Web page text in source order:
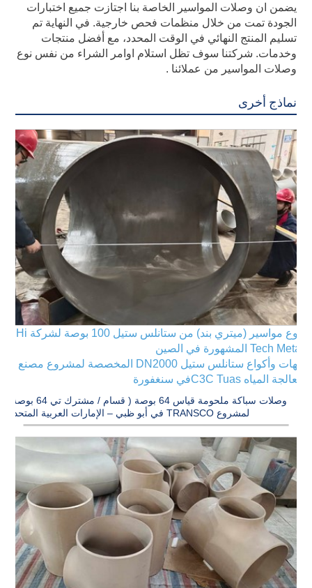
يضمن ان وصلات المواسير الخاصة بنا اجتازت جميع اختبارات
الجودة تمت من خلال منظمات فحص خارجية. في النهاية تم
تسليم المنتج النهائي في الوقت المحدد، مع أفضل منتجات
وخدمات. شركتنا سوف تظل استلام اوامر الشراء من نفس نوع
وصلات المواسير من عملائنا .
نماذج أخرى
كوع مواسير (ميتري بند) من ستانلس ستيل 100 بوصة لشركة Hi
Tech Metal المشهورة في الصين
تيهات وأكواع ستانلس ستيل DN2000 المخصصة لمشروع مصنع
معالجة المياه C3C Tuasفي سنغفورة
وصلات سباكة ملحومة قياس 64 بوصة ( قسام / مشترك تي 64 بوصة)
لمشروع TRANSCO في أبو ظبي – الإمارات العربية المتحدة